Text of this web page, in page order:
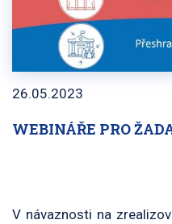
WEBINÁŘE PRO
26.05.2023
V návaznosti na